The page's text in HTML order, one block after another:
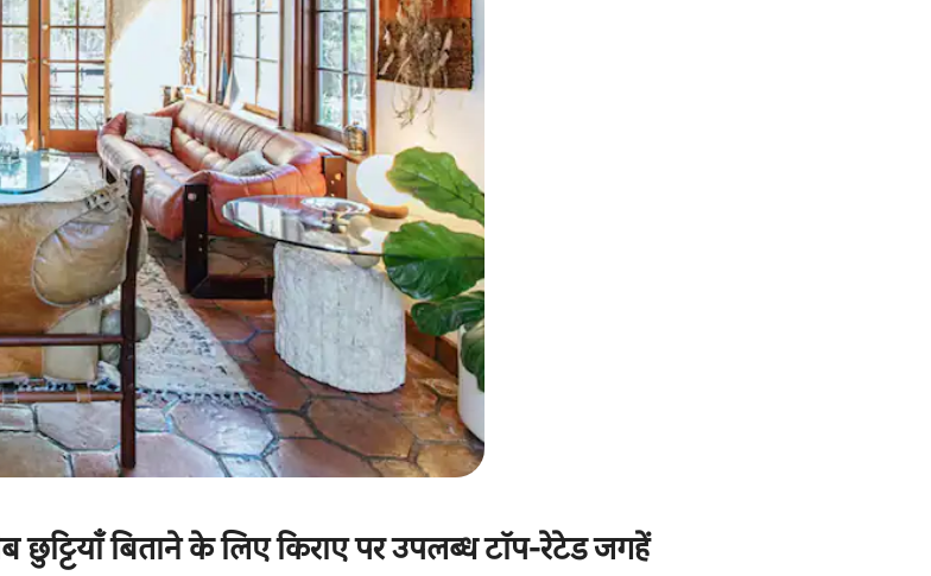
या फिर स्वाइप जेस्चर का इस्तेमाल करके एक्सप्लोर करें।
बिताने के लिए किराए पर उपलब्ध टॉप-रेटेड जगहें